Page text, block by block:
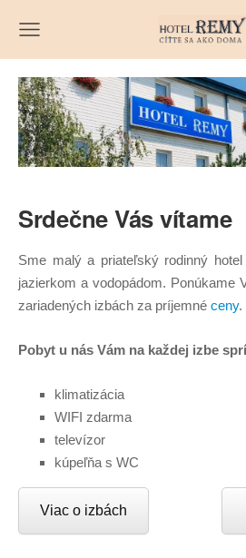
Srdečne Vás vítame
Sme malý a priateľský rodinný hotel
jazierkom a vodopádom. Ponúkame
zariadených izbách za príjemné ceny.
Pobyt u nás Vám na každej izbe
klimatizácia
WIFI zdarma
televízor
kúpeľňa s WC
Viac o izbách